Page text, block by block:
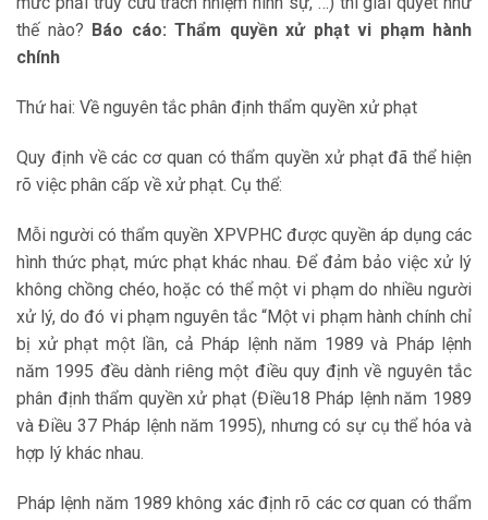
thế nào? Báo cáo: Thẩm quyền xử phạt vi phạm hành
chính
Thứ hai: Về nguyên tắc phân định thẩm quyền xử phạt
Quy định về các cơ quan có thẩm quyền xử phạt đã thể hiện
rõ việc phân cấp về xử phạt. Cụ thể:
Mỗi người có thẩm quyền XPVPHC được quyền áp dụng các
hình thức phạt, mức phạt khác nhau. Để đảm bảo việc xử lý
không chồng chéo, hoặc có thể một vi phạm do nhiều người
xử lý, do đó vi phạm nguyên tắc “Một vi phạm hành chính chỉ
bị xử phạt một lần, cả Pháp lệnh năm 1989 và Pháp lệnh
năm 1995 đều dành riêng một điều quy định về nguyên tắc
phân định thẩm quyền xử phạt (Điều18 Pháp lệnh năm 1989
và Điều 37 Pháp lệnh năm 1995), nhưng có sự cụ thể hóa và
hợp lý khác nhau.
Pháp lệnh năm 1989 không xác định rõ các cơ quan có thẩm